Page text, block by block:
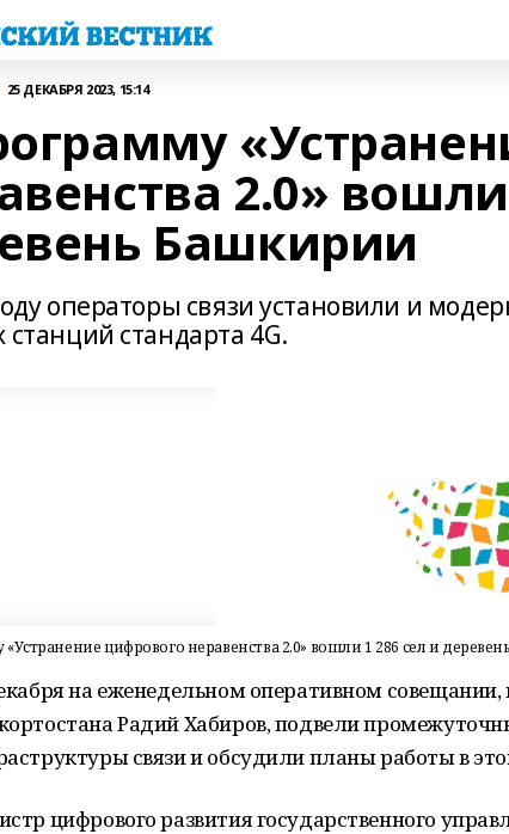
25 ДЕКАБРЯ 2023, 15:14
2.0»
Башкирии
операторы связи установили и
станций стандарта 4G.
цифрового неравенства 2.0» вошли 1 286 сел и
на еженедельном оперативном совещании,
Радий Хабиров, подвели
связи и обсудили планы работы в
цифрового развития государственного